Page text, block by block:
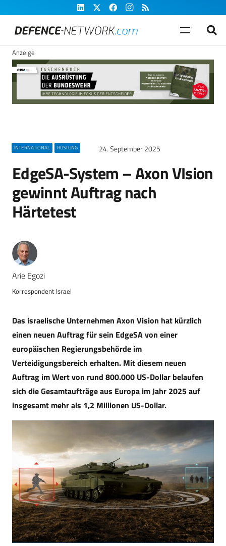
Anzeige
INTERNATIONAL RÜSTUNG 24. September 2025
EdgeSA-System – Axon VIsion
gewinnt Auftrag nach
Härtetest
Arie Egozi
Korrespondent Israel
Das israelische Unternehmen Axon Vision hat kürzlich
einen neuen Auftrag für sein EdgeSA von einer
europäischen Regierungsbehörde im
Verteidigungsbereich erhalten. Mit diesem neuen
Auftrag im Wert von rund 800.000 US-Dollar belaufen
sich die Gesamtaufträge aus Europa im Jahr 2025 auf
insgesamt mehr als 1,2 Millionen US-Dollar.